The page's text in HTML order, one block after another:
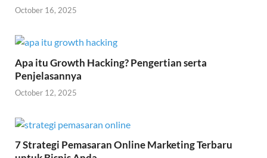
October 16, 2025
Apa itu Growth Hacking? Pengertian serta
Penjelasannya
October 12, 2025
7 Strategi Pemasaran Online Marketing Terbaru